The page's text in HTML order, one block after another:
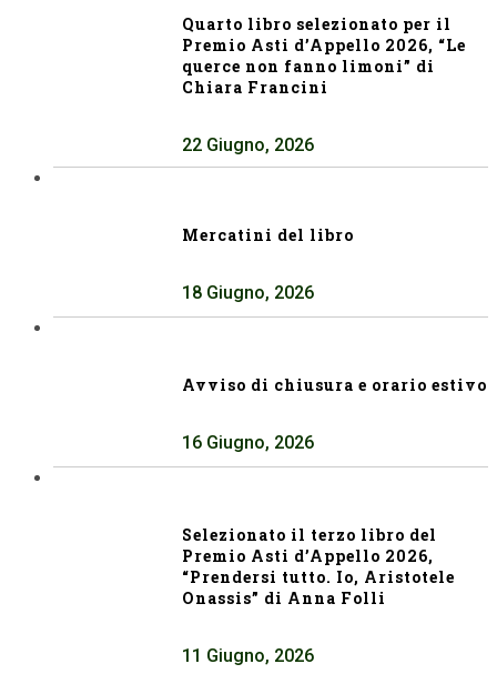
Quarto libro selezionato per il
Premio Asti d’Appello 2026, “Le
querce non fanno limoni” di
Chiara Francini
22 Giugno, 2026
Mercatini del libro
18 Giugno, 2026
Avviso di chiusura e orario estivo
16 Giugno, 2026
Selezionato il terzo libro del
Premio Asti d’Appello 2026,
“Prendersi tutto. Io, Aristotele
Onassis” di Anna Folli
11 Giugno, 2026